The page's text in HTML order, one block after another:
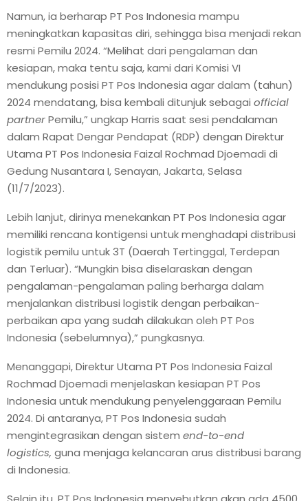
Namun, ia berharap PT Pos Indonesia mampu
meningkatkan kapasitas diri, sehingga bisa menjadi rekan
resmi Pemilu 2024. “Melihat dari pengalaman dan
kesiapan, maka tentu saja, kami dari Komisi VI
mendukung posisi PT Pos Indonesia agar dalam (tahun)
2024 mendatang, bisa kembali ditunjuk sebagai official
partnerPemilu,” ungkap Harris saat sesi pendalaman
dalam Rapat Dengar Pendapat (RDP) dengan Direktur
Utama PT Pos Indonesia Faizal Rochmad Djoemadi di
Gedung Nusantara I, Senayan, Jakarta, Selasa
(11/7/2023).
Lebih lanjut, dirinya menekankan PT Pos Indonesia agar
memiliki rencana kontigensi untuk menghadapi distribusi
logistik pemilu untuk 3T (Daerah Tertinggal, Terdepan
dan Terluar). “Mungkin bisa diselaraskan dengan
pengalaman-pengalaman paling berharga dalam
menjalankan distribusi logistik dengan perbaikan-
perbaikan apa yang sudah dilakukan oleh PT Pos
Indonesia (sebelumnya),” pungkasnya.
Menanggapi, Direktur Utama PT Pos Indonesia Faizal
Rochmad Djoemadi menjelaskan kesiapan PT Pos
Indonesia untuk mendukung penyelenggaraan Pemilu
2024. Di antaranya, PT Pos Indonesia sudah
mengintegrasikan dengan sistem end-to-end
logistics, guna menjaga kelancaran arus distribusi barang
di Indonesia.